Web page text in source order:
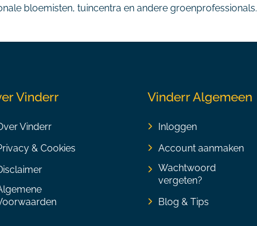
bloemisten, tuincentra en andere groenprofessionals.
Vinderr
Vinderr
& Cookies
Vinderr Algemeen
Inloggen
Account aanmaken
Wachtwoord
vergeten?
Blog & Tips